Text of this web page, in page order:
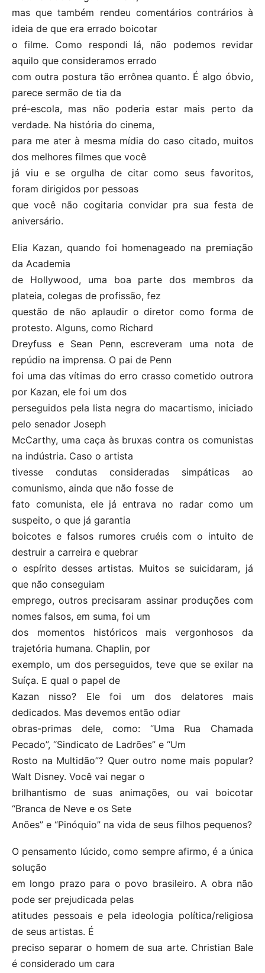
mas que também rendeu comentários contrários à
ideia de que era errado boicotar
o filme. Como respondi lá, não podemos revidar
aquilo que consideramos errado
com outra postura tão errônea quanto. É algo óbvio,
parece sermão de tia da
pré-escola, mas não poderia estar mais perto da
verdade. Na história do cinema,
para me ater à mesma mídia do caso citado, muitos
dos melhores filmes que você
já viu e se orgulha de citar como seus favoritos,
foram dirigidos por pessoas
que você não cogitaria convidar pra sua festa de
aniversário.
Elia Kazan, quando foi homenageado na premiação
da Academia
de Hollywood, uma boa parte dos membros da
plateia, colegas de profissão, fez
questão de não aplaudir o diretor como forma de
protesto. Alguns, como Richard
Dreyfuss e Sean Penn, escreveram uma nota de
repúdio na imprensa. O pai de Penn
foi uma das vítimas do erro crasso cometido outrora
por Kazan, ele foi um dos
perseguidos pela lista negra do macartismo, iniciado
pelo senador Joseph
McCarthy, uma caça às bruxas contra os comunistas
na indústria. Caso o artista
tivesse condutas consideradas simpáticas ao
comunismo, ainda que não fosse de
fato comunista, ele já entrava no radar como um
suspeito, o que já garantia
boicotes e falsos rumores cruéis com o intuito de
destruir a carreira e quebrar
o espírito desses artistas. Muitos se suicidaram, já
que não conseguiam
emprego, outros precisaram assinar produções com
nomes falsos, em suma, foi um
dos momentos históricos mais vergonhosos da
trajetória humana. Chaplin, por
exemplo, um dos perseguidos, teve que se exilar na
Suíça. E qual o papel de
Kazan nisso? Ele foi um dos delatores mais
dedicados. Mas devemos então odiar
obras-primas dele, como: “Uma Rua Chamada
Pecado”, “Sindicato de Ladrões” e “Um
Rosto na Multidão”? Quer outro nome mais popular?
Walt Disney. Você vai negar o
brilhantismo de suas animações, ou vai boicotar
“Branca de Neve e os Sete
Anões” e “Pinóquio” na vida de seus filhos pequenos?
O pensamento lúcido, como sempre afirmo, é a única
solução
em longo prazo para o povo brasileiro. A obra não
pode ser prejudicada pelas
atitudes pessoais e pela ideologia política/religiosa
de seus artistas. É
preciso separar o homem de sua arte. Christian Bale
é considerado um cara